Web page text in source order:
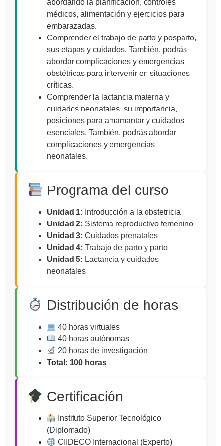
abordando la planificación, controles
médicos, alimentación y ejercicios para
embarazadas.
Comprender el trabajo de parto y posparto,
sus etapas y cuidados. También, podrás
abordar complicaciones y emergencias
obstétricas para intervenir en situaciones
críticas.
Comprender la lactancia materna y
cuidados neonatales, su importancia,
posiciones para amamantar y cuidados
esenciales. También, podrás abordar
complicaciones y emergencias
neonatales.
Programa del curso
Unidad 1: Introducción a la obstetricia
Unidad 2: Sistema reproductivo femenino
Unidad 3: Cuidados prenatales
Unidad 4: Trabajo de parto y parto
Unidad 5: Lactancia y cuidados
neonatales
Distribución de horas
40 horas virtuales
40 horas autónomas
20 horas de investigación
Total: 100 horas
Certificación
Instituto Superior Tecnológico
(Diplomado)
CIIDECO Internacional (Experto)